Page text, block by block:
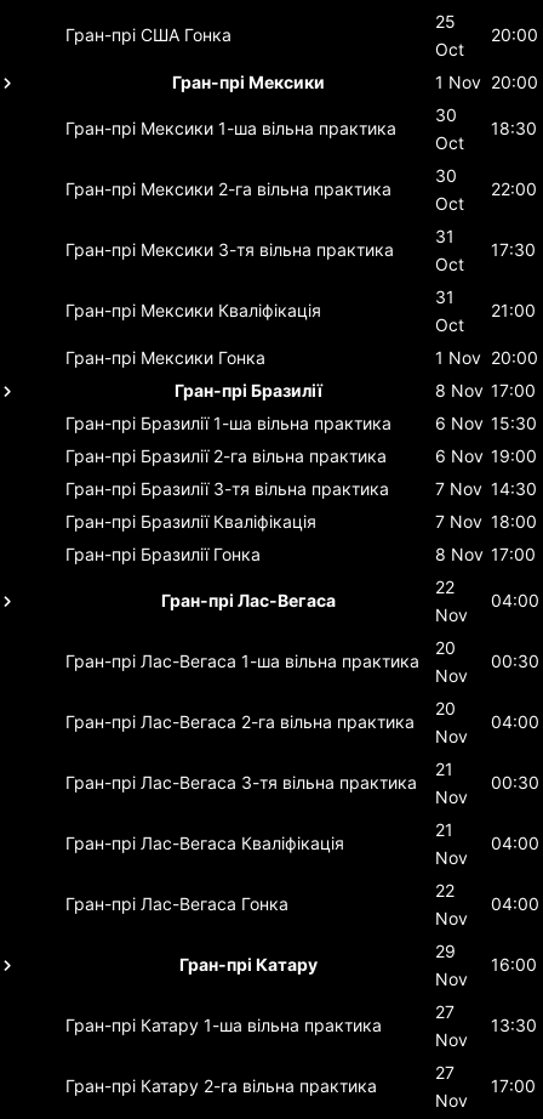
Гран-прі США Гонка
25
Oct
20:00
Гран-прі Мексики 1 Nov 20:00
Гран-прі Мексики 1-ша вільна практика
30
Oct
18:30
Гран-прі Мексики 2-га вільна практика
30
Oct
22:00
Гран-прі Мексики 3-тя вільна практика
31
Oct
17:30
Гран-прі Мексики Кваліфікація
31
Oct
21:00
Гран-прі Мексики Гонка 1 Nov 20:00
Гран-прі Бразилії
8 Nov 17:00
Гран-прі Бразилії 1-ша вільна практика 6 Nov 15:30
Гран-прі Бразилії 2-га вільна практика 6 Nov 19:00
Гран-прі Бразилії 3-тя вільна практика 7 Nov 14:30
Гран-прі Бразилії Кваліфікація 7 Nov 18:00
Гран-прі Бразилії Гонка 8 Nov 17:00
Гран-прі Лас-Вегаса
22
Nov
04:00
Гран-прі Лас-Вегаса 1-ша вільна практика
20
Nov
00:30
Гран-прі Лас-Вегаса 2-га вільна практика
20
Nov
04:00
Гран-прі Лас-Вегаса 3-тя вільна практика
21
Nov
00:30
Гран-прі Лас-Вегаса Кваліфікація
21
Nov
04:00
Гран-прі Лас-Вегаса Гонка
22
Nov
04:00
Гран-прі Катару
29
Nov
16:00
Гран-прі Катару 1-ша вільна практика
27
Nov
13:30
Гран-прі Катару 2-га вільна практика
27
Nov
17:00